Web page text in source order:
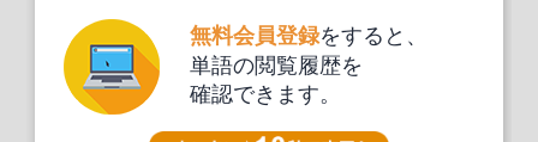
無料会員登録をすると、
単語の閲覧履歴を
確認できます。